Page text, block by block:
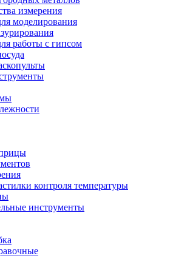
измерения
моделирования
работы с гипсом
контроля температуры
инструменты